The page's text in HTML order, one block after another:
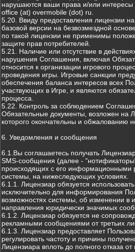
нарушаются ваши права и/или интересы
office (at) overmobile (dot) ru.
5.20. Ввиду предоставления лицензии
базовой версии на безвозмездной
по такой лицензии не применимы
защите прав потребителей.
5.21. Наличие или отсутствие в
нарушения Соглашения, включая
относится к организации игрового
проведения игры. Игровые санкции
обеспечения баланса интересов всех
участвующих в Игре, и являются
процесса.
5.22. Контроль за соблюдением
Обязательные документы, возложен на
которого окончательны и обжалованию
6. Уведомления и сообщения
6.1.Вы соглашаетесь получать
SMS-сообщения (далее -
происходящих с его информационными
системы, на нижеследующих условиях.
6.1.1. Лицензиар обязуется
исключительно для информирования
возможностях системы, об изменении в
направления юридически значимых
6.1.2. Лицензиар обязуется не
рекламными сообщениями от третьих
6.1.3. Лицензиар предоставляет
регулировать частоту и причины
Лицензиара вплоть до полного отказа от